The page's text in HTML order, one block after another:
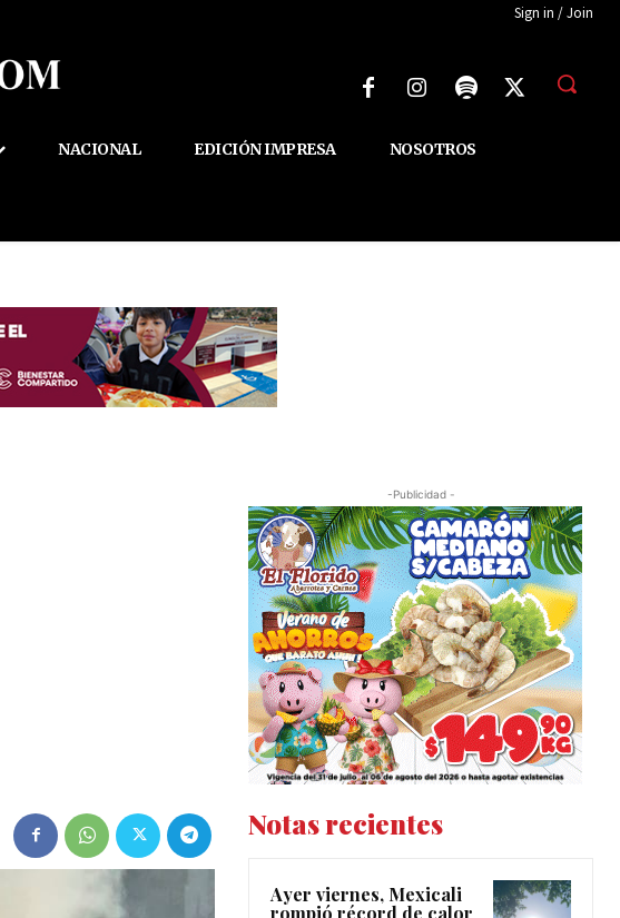
Sign in / Join
NACIONAL EDICIÓN IMPRESA NOSOTROS
-Publicidad -
Notas recientes
Ayer viernes, Mexicali
rompió récord de calor